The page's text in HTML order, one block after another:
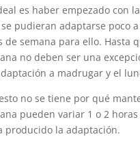
es haber empezado con
pudieran adaptarse poco
de semana para ello. Hasta
no deben ser una
a madrugar y el
no se tiene por qué
pueden variar 1 o 2
producido la adaptación.